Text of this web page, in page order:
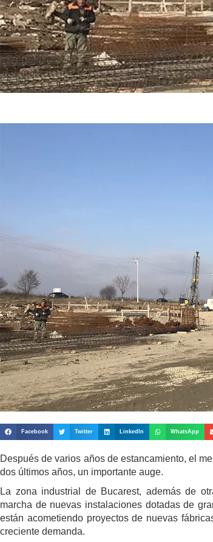
Facebook Twitter LinkedIn WhatsApp
Después de varios años de estancamiento, el
dos últimos años, un importante auge.
La zona industrial de Bucarest, además de
marcha de nuevas instalaciones dotadas de
están acometiendo proyectos de nuevas
creciente demanda.